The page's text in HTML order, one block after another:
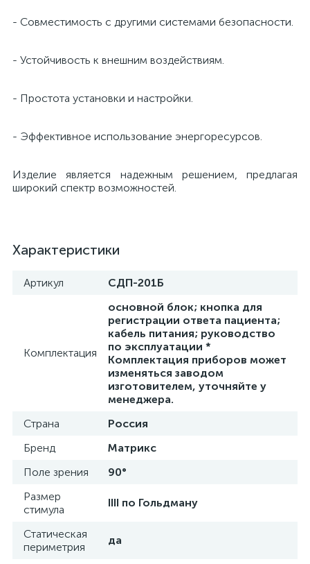
- Совместимость с другими системами безопасности.
- Устойчивость к внешним воздействиям.
- Простота установки и настройки.
- Эффективное использование энергоресурсов.
Изделие является надежным решением, предлагая
широкий спектр возможностей.
Характеристики
Артикул СДП-201Б
Комплектация
основной блок; кнопка для
регистрации ответа пациента;
кабель питания; руководство
по эксплуатации *
Комплектация приборов может
изменяться заводом
изготовителем, уточняйте у
менеджера.
Страна
Россия
Бренд
Матрикс
Поле зрения
90°
Размер
стимула
IIII по Гольдману
Статическая
периметрия
да